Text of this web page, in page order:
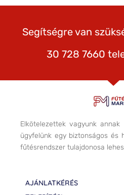
Segítségre van
30 728 7660
Elkötelezettek vagyunk
ügyfelünk egy biztonságos és
fűtésrendszer tulajdonosa
AJÁNLATKÉRÉS